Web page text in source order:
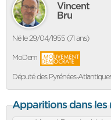
Vincent
Bru
Né le 29/04/1955 (71 ans)
MoDem
Député des Pyrénées-
Apparitions dans les